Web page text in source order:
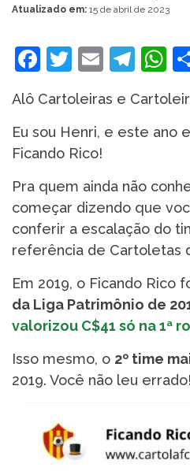
Atualizado em: 15 de abril de 2023
Facebook
Twitter
Email
Alô Cartoleiras e
Eu sou Henri, e este ano
Ficando Rico!
Pra quem ainda não
começar dizendo que
conferir a escalação do
referência de Cartoletas
Em 2019, o Ficando Rico
da Liga Patrimônio de
valorizou C$41 só na 1ª
Isso mesmo, o 2º time
2019. Você não leu errado!